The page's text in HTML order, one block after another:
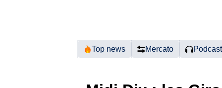
Top news Mercato Podcast